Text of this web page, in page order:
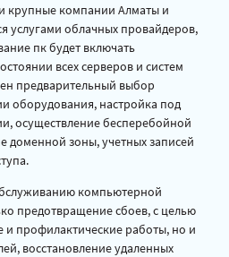
крупные компании Алматы и
услугами облачных провайдеров,
пк будет включать
всех серверов и систем
предварительный выбор
оборудования, настройка под
осуществление бесперебойной
доменной зоны, учетных записей
компьютерной
предотвращение сбоев, с целью
и профилактические работы, но и
восстановление удаленных